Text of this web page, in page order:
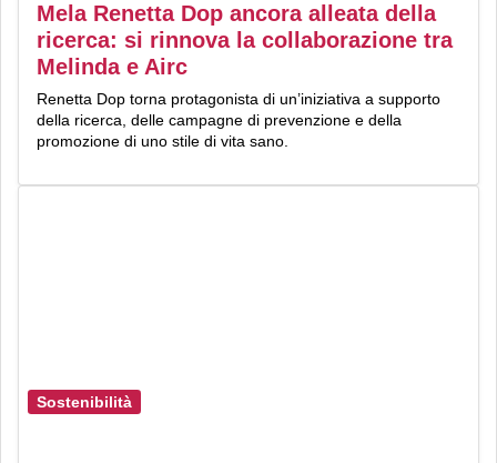
Mela Renetta Dop ancora alleata della
ricerca: si rinnova la collaborazione tra
Melinda e Airc
Renetta Dop torna protagonista di un’iniziativa a supporto
della ricerca, delle campagne di prevenzione e della
promozione di uno stile di vita sano.
Sostenibilità